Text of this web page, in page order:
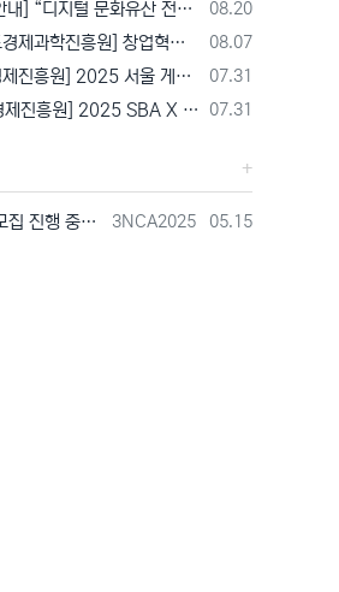
등록일
08.20
털 문화유산 전략과 비전” – 경기도박물관 토크콘서트
등록일
08.07
흥원] 창업혁신공간 컴퍼니빌더형 지원사업 2기 모집(~8/25)
등록일
07.31
] 2025 서울 게임 공모전 참가자 모집(~8/22 17시)
등록일
07.31
X 메르세데스 벤츠 코리아 게임 산업 상생 플랫폼 활용 게임개발 지원 참가기업 모집(~8/18 17시)
등록자
3NCA2025 등록일
05.15
리겠습니다~! https://next-verse.com/community/1…